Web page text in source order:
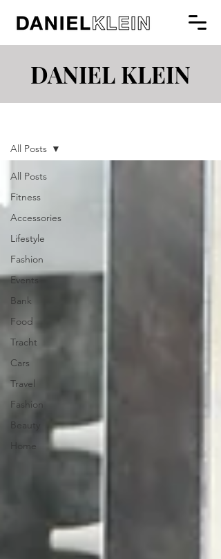
DANIEL KLEIN
All Posts
Fitness
Accessories
Lifestyle
Fashion
Events
Bank
Food
Tracht
Cars
Travel
Fashion
Beauty
Home
All Posts